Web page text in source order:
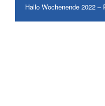
Hallo Wochenende 2022